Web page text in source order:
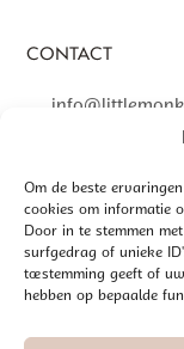
Om de beste
cookies om informatie
Door in te stemmen
surfgedrag of unieke
toestemming geeft of
hebben op bepaalde
CONTACT
©2026 LITTLE